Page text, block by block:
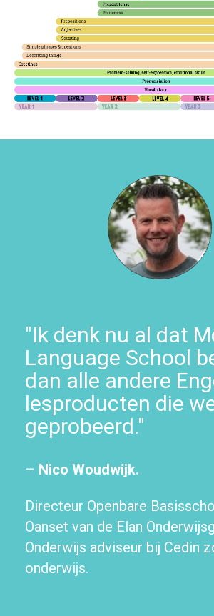
"Ik denk nu al dat
Language School
dan alle andere
lesproducten die
geprobeerd."
– Nico Woudwijk.
Directeur Openbare
Oanset van de Elan
Onderwijs adviseur bij Cedin
onderwijs.